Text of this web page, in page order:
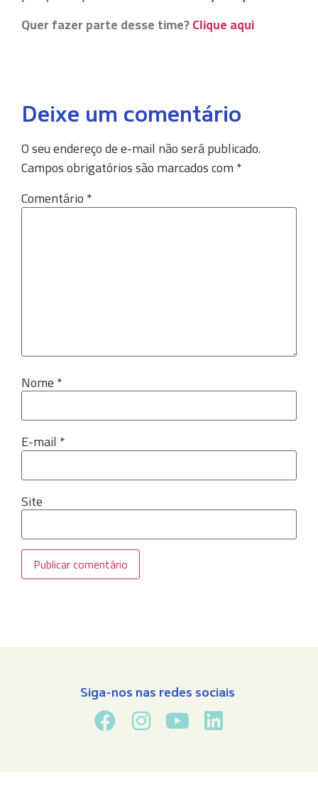
Quer fazer parte desse time?Clique aqui
Deixe um comentário
O seu endereço de e-mail não será publicado.
Campos obrigatórios são marcados com*
Comentário*
Nome*
E-mail*
Site
Siga-nos nas redes sociais